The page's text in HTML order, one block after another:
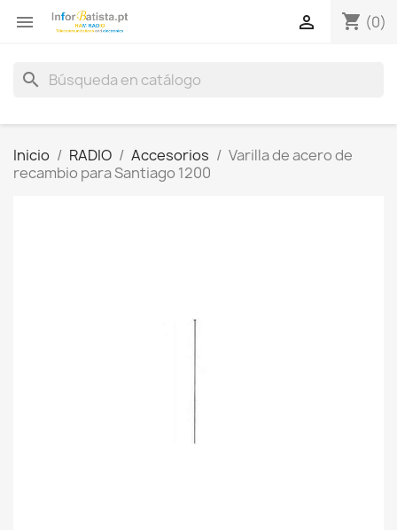
 shopping_cart (0)

search
Inicio RADIO Accesorios
Varilla de acero de
recambio para Santiago 1200